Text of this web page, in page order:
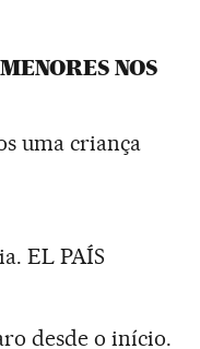
NOS
uma criança
EL PAÍS
desde o início.